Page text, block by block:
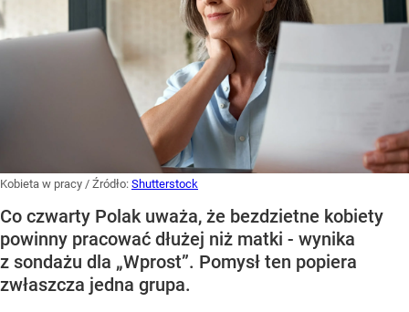
Kobieta w pracy / Źródło: Shutterstock
Co czwarty Polak uważa, że bezdzietne kobiety
powinny pracować dłużej niż matki - wynika
z sondażu dla „Wprost”. Pomysł ten popiera
zwłaszcza jedna grupa.